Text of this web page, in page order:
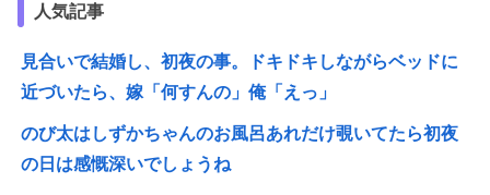
人気記事
見合いで結婚し、初夜の事。ドキドキしながらベッドに
近づいたら、嫁「何すんの」俺「えっ」
のび太はしずかちゃんのお風呂あれだけ覗いてたら初夜
の日は感慨深いでしょうね